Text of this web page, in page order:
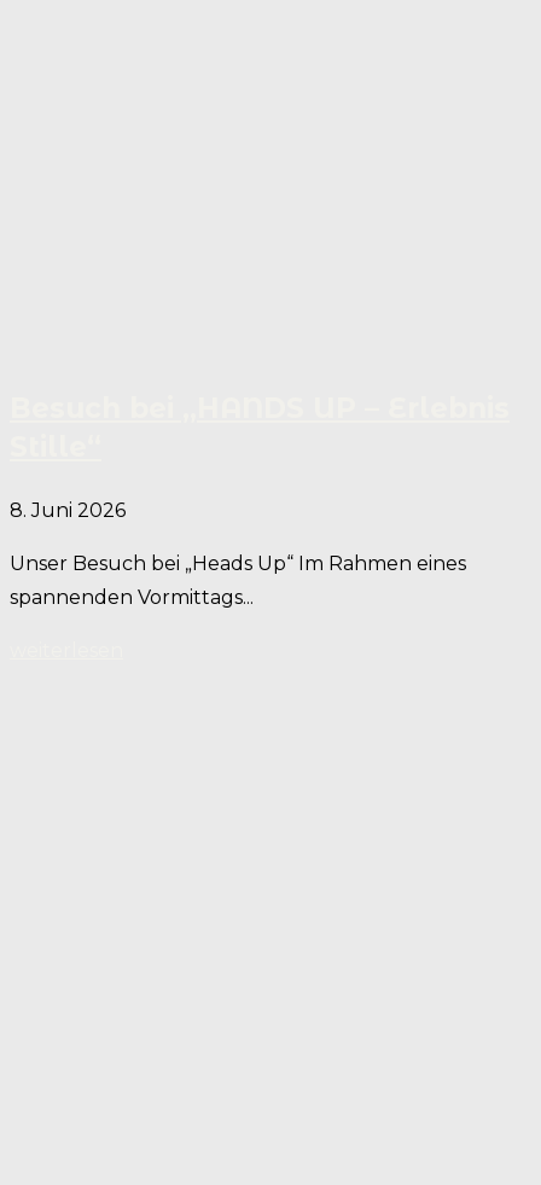
8. Juni 2026
Unser Besuch bei „Heads Up“ Im Rahmen eines
spannenden Vormittags...